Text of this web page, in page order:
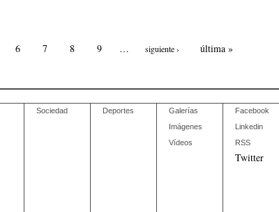
6 7 8 9 … siguiente › última »
Sociedad Deportes
Galerías
Imágenes
Vídeos
Facebook
Linkedin
RSS
Twitter